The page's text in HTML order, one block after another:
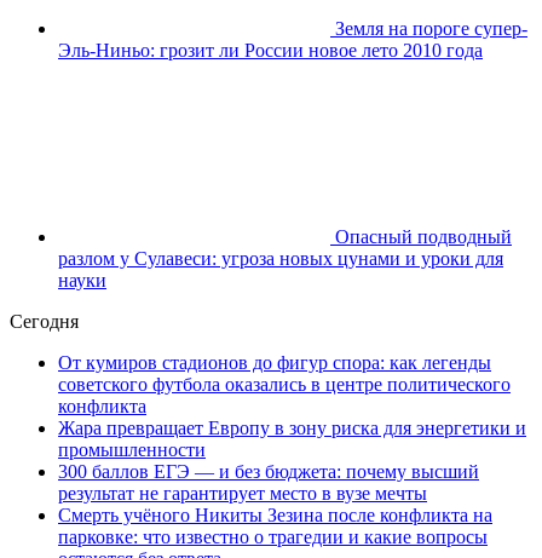
Земля на пороге супер-
Эль-Ниньо: грозит ли России новое лето 2010 года
Опасный подводный
разлом у Сулавеси: угроза новых цунами и уроки для
науки
Сегодня
От кумиров стадионов до фигур спора: как легенды
советского футбола оказались в центре политического
конфликта
Жара превращает Европу в зону риска для энергетики и
промышленности
300 баллов ЕГЭ — и без бюджета: почему высший
результат не гарантирует место в вузе мечты
Смерть учёного Никиты Зезина после конфликта на
парковке: что известно о трагедии и какие вопросы